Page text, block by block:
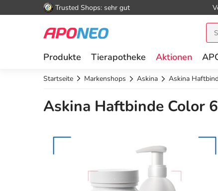
Trusted Shops: sehr gut
Produkte Tierapotheke Aktionen
Startseite Markenshops Askina Askina
Askina Haftbinde Color